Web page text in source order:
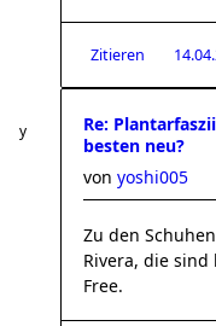
Zitieren
Re:
besten neu?
von yoshi005
Zu den
Rivera, die
Free.